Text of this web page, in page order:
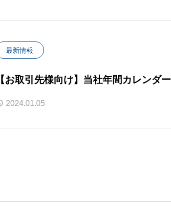
最新情報
【お取引先様向け】当社年間カレンダー
2024.01.05